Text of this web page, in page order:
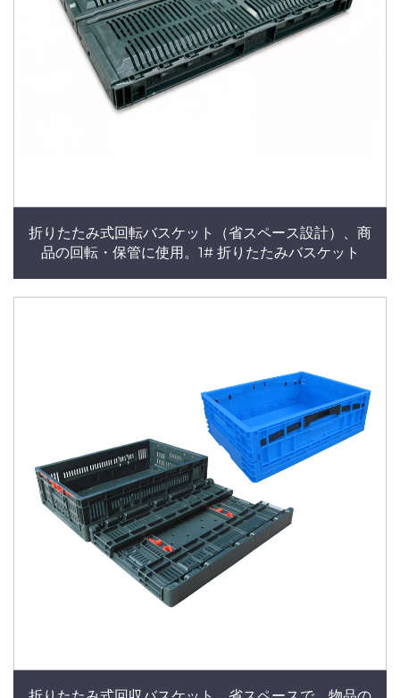
折りたたみ式回転バスケット（省スペース設計）、商
品の回転・保管に使用。1# 折りたたみバスケット